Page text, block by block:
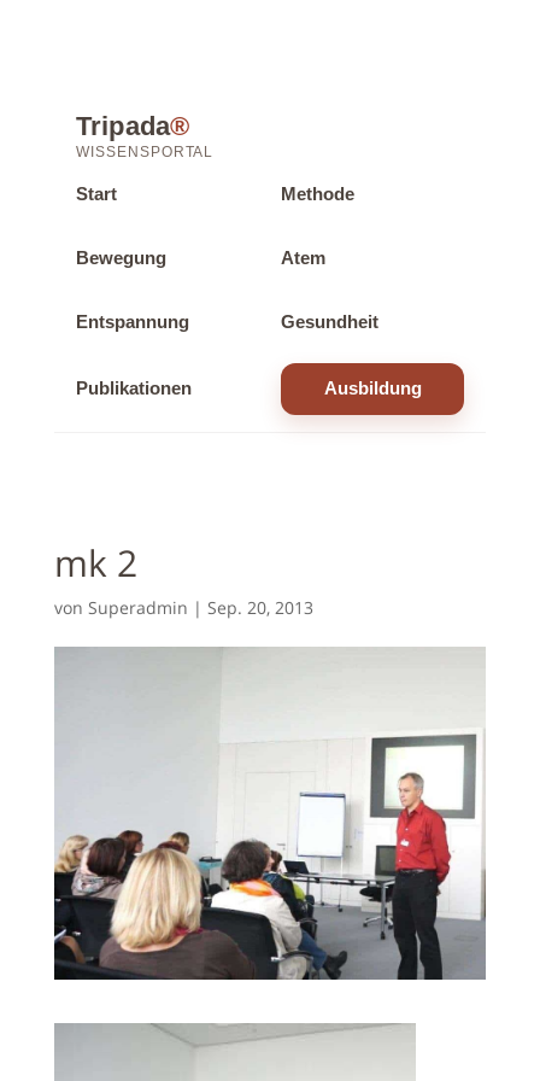
Tripada®
WISSENSPORTAL
Start Methode
Bewegung Atem
Entspannung Gesundheit
Publikationen Ausbildung
mk 2
von Superadmin | Sep. 20, 2013